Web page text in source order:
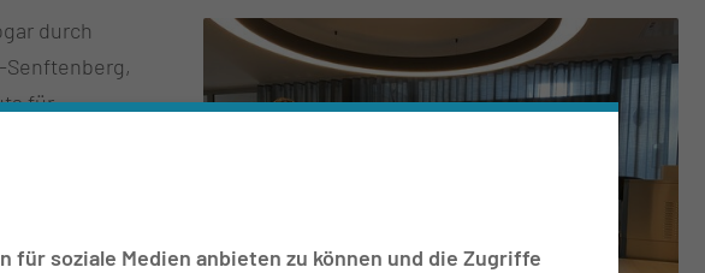
durch
Senftenberg,
für
(IHP))
soziale Medien anbieten zu können und die Zugriffe